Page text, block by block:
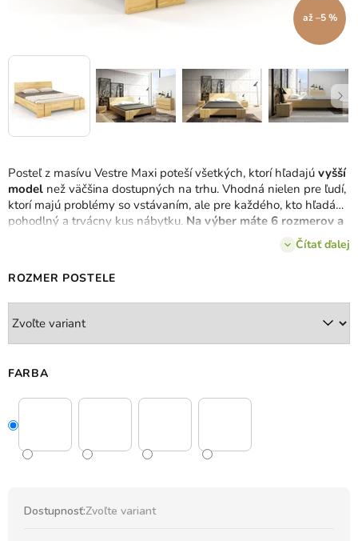
Posteľ z masívu Vestre Maxi poteší všetkých, ktorí hľadajú vyšší
model než väčšina dostupných na trhu. Vhodná nielen pre ľudí,
ktorí majú problémy so vstávaním, ale pre každého, kto hľadá
pohodlný a trvácny kus nábytku. Na výber máte 6 rozmerov a
Čítať ďalej
ROZMER POSTELE
FARBA
Dostupnosť:Zvoľte variant
až –5 %